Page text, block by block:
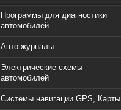
Программы для диагностики
автомобилей
Авто журналы
Электрические схемы
автомобилей
Системы навигации GPS, Карты